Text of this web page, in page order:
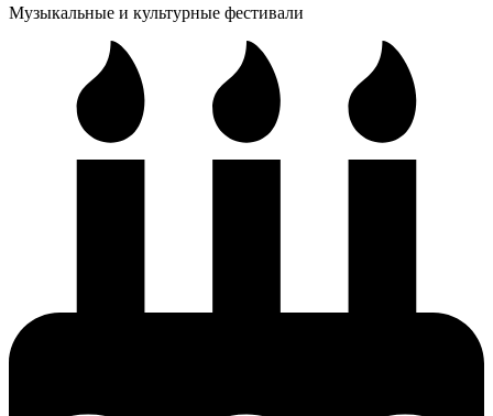
Музыкальные и культурные фестивали